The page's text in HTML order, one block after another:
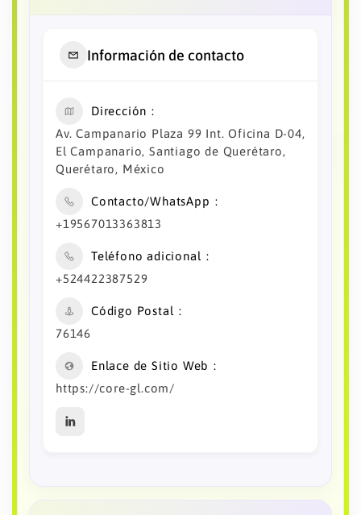
Información de contacto
Dirección
Av. Campanario Plaza 99 Int. Oficina D-04,
El Campanario, Santiago de Querétaro,
Querétaro, México
Contacto/WhatsApp
+19567013363813
Teléfono adicional
+524422387529
Código Postal
76146
Enlace de Sitio Web
https://core-gl.com/